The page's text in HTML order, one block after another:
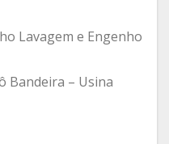
Lavagem e Engenho
Bandeira – Usina